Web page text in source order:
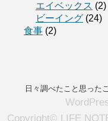
エイベックス (2)
ビーイング (24)
食事 (2)
日々調べたこと思った
Copyright© LIFE